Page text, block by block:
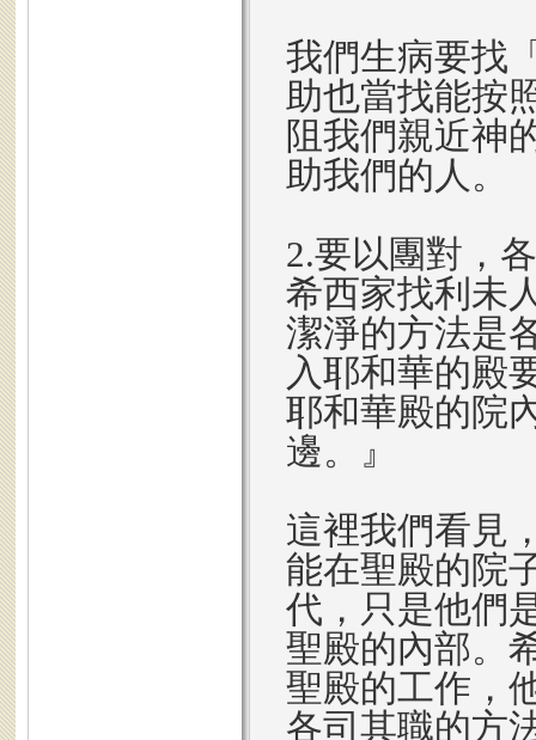
我們生病要找
助也當找能按
阻我們親近神
助我們的人。
2.要以團對，
希西家找利未
潔淨的方法是
入耶和華的殿
耶和華殿的院
邊。』
這裡我們看見
能在聖殿的院
代，只是他們
聖殿的內部。
聖殿的工作，
各司其職的方